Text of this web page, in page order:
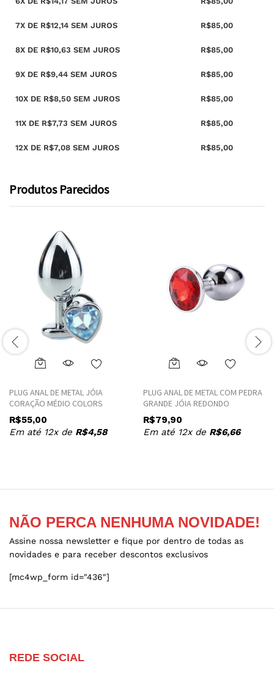
7X DE R$12,14 SEM JUROS R$85,00
8X DE R$10,63 SEM JUROS R$85,00
9X DE R$9,44 SEM JUROS R$85,00
10X DE R$8,50 SEM JUROS R$85,00
11X DE R$7,73 SEM JUROS R$85,00
12X DE R$7,08 SEM JUROS R$85,00
Produtos Parecidos
This
has
multiple
The
chosen
the
product
page
PLUG ANAL DE METAL JÓIA
CORAÇÃO MÉDIO COLORS
R$55,00
Em até 12x de R$4,58
This
has
multiple
The
chosen
the
product
page
PLUG ANAL DE METAL COM PEDRA
GRANDE JÓIA REDONDO
R$79,90
Em até 12x de R$6,66
NÃO PERCA NENHUMA NOVIDADE!
Assine nossa newsletter e fique por dentro de todas as
novidades e para receber descontos exclusivos
[mc4wp_form id="436"]
REDE SOCIAL